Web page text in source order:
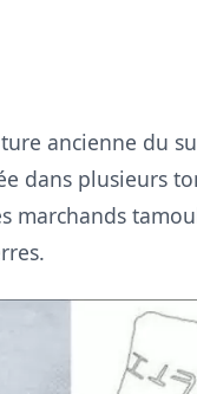
ancienne du
dans plusieurs